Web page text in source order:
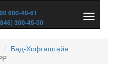
600-40-61
300-45-00
скрыть
Бад-Хофгаштайн